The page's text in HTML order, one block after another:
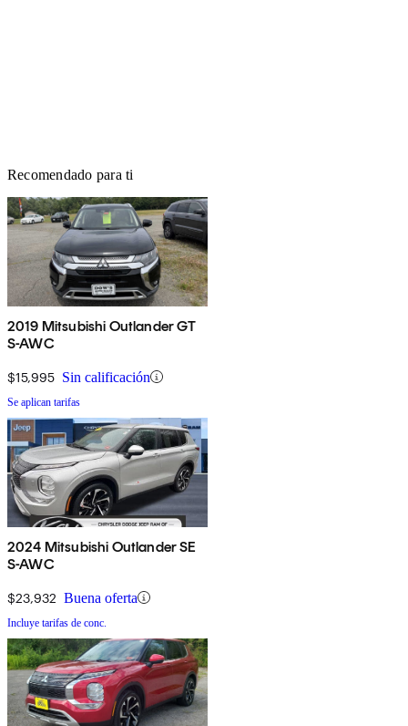
Recomendado para ti
2019 Mitsubishi Outlander GT
S-AWC
$15,995 Sin calificación
Se aplican tarifas
2024 Mitsubishi Outlander SE
S-AWC
$23,932 Buena oferta
Incluye tarifas de conc.